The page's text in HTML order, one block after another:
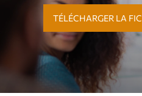
TÉLÉCHARGER LA